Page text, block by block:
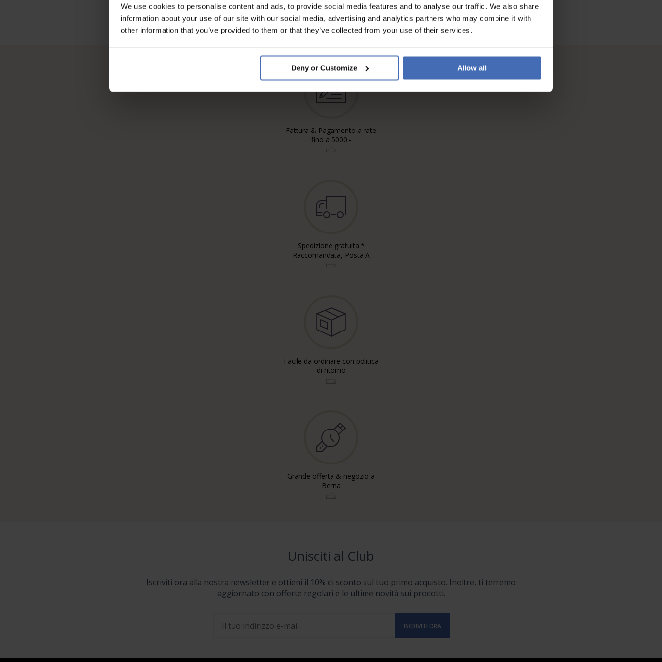
We use cookies to personalise content and ads, to provide social media features and to analyse our traffic. We also share
information about your use of our site with our social media, advertising and analytics partners who may combine it with
other information that you’ve provided to them or that they’ve collected from your use of their services.
Deny or Customize Allow all
Fattura & Pagamento a rate
fino a 5000.-
Spedizione gratuita'*
Raccomandata, Posta A
Facile da ordinare con politica
di ritorno
Grande offerta & negozio a
Berna
Unisciti al Club
Iscriviti ora alla nostra newsletter e ottieni il 10% di sconto sul tuo primo acquisto. Inoltre, ti terremo
aggiornato con offerte regolari e le ultime novità sui prodotti.